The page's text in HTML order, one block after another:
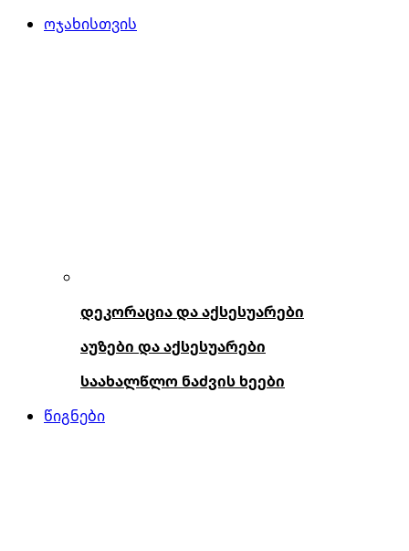
ოჯახისთვის
დეკორაცია და აქსესუარები
აუზები და აქსესუარები
საახალწლო ნაძვის ხეები
წიგნები